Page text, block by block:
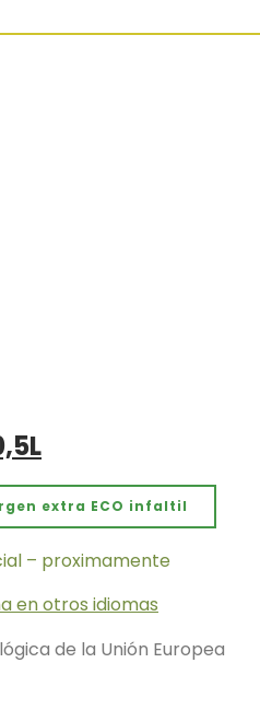
extra ECO infaltil
– proximamente
en otros idiomas